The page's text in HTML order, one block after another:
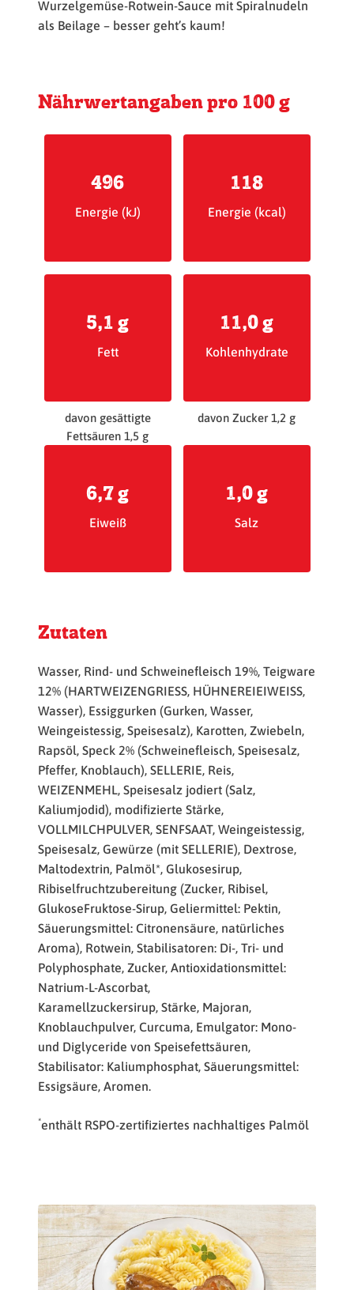
Wurzelgemüse-Rotwein-Sauce mit Spiralnudeln
als Beilage – besser geht’s kaum!
Nährwertangaben pro 100 g
496
Energie (kJ)
118
Energie (kcal)
5,1 g
Fett
davon gesättigte
Fettsäuren 1,5 g
11,0 g
Kohlenhydrate
davon Zucker 1,2 g
6,7 g
Eiweiß
1,0 g
Salz
Zutaten
Wasser, Rind- und Schweinefleisch 19%, Teigware
12% (HARTWEIZENGRIESS, HÜHNEREIEIWEISS,
Wasser), Essiggurken (Gurken, Wasser,
Weingeistessig, Speisesalz), Karotten, Zwiebeln,
Rapsöl, Speck 2% (Schweinefleisch, Speisesalz,
Pfeffer, Knoblauch), SELLERIE, Reis,
WEIZENMEHL, Speisesalz jodiert (Salz,
Kaliumjodid), modifizierte Stärke,
VOLLMILCHPULVER, SENFSAAT, Weingeistessig,
Speisesalz, Gewürze (mit SELLERIE), Dextrose,
Maltodextrin, Palmöl*, Glukosesirup,
Ribiselfruchtzubereitung (Zucker, Ribisel,
GlukoseFruktose-Sirup, Geliermittel: Pektin,
Säuerungsmittel: Citronensäure, natürliches
Aroma), Rotwein, Stabilisatoren: Di-, Tri- und
Polyphosphate, Zucker, Antioxidationsmittel:
Natrium-L-Ascorbat,
Karamellzuckersirup, Stärke, Majoran,
Knoblauchpulver, Curcuma, Emulgator: Mono-
und Diglyceride von Speisefettsäuren,
Stabilisator: Kaliumphosphat, Säuerungsmittel:
Essigsäure, Aromen.
*enthält RSPO-zertifiziertes nachhaltiges Palmöl